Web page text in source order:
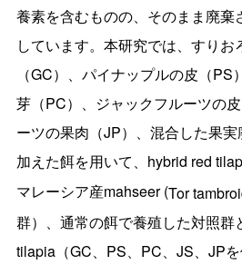
養素を含むものの、 そのまま廃棄
しています。本研究では、 すりお
（GC）、パイナップルの皮（PS）
芽（PC）、ジャックフルーツの皮
ーツの果肉（JP）、混合した果実
加えた餌を用いて、hybrid red
マレーシア産mahseer (Tor
群）、 通常の餌で養殖した対照群
tilapia（GC、PS、PC、JS、JPを